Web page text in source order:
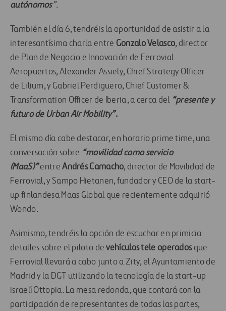
autónomos”.
También el día 6, tendréis la oportunidad de asistir a la
interesantísima charla entre Gonzalo Velasco, d​​​​​​​irector
de Plan de Negocio e Innovación de Ferrovial
Aeropuertos, Alexander Assiely, Chief Strategy Officer
de Lilium, y Gabriel Perdiguero, Chief Customer &
Transformation Officer de Iberia, a cerca del “presente y
futuro de Urban Air Mobility”.
El mismo día cabe destacar, en horario prime time, una
conversación sobre “movilidad como servicio
(MaaS)” entreAndrés Camacho, director de Movilidad de
Ferrovial, y Sampo Hietanen, fundador y CEO de la start-
up finlandesa Maas Global que recientemente adquirió
Wondo.
Asimismo, tendréis la opción de escuchar en primicia
detalles sobre el piloto devehículos tele operados que
Ferrovial llevará a cabo junto a Zity, el Ayuntamiento de
Madrid y la DGT utilizando la tecnología de la start-up
israelí Ottopia. La mesa redonda, que contará con la
participación de representantes de todas las partes,